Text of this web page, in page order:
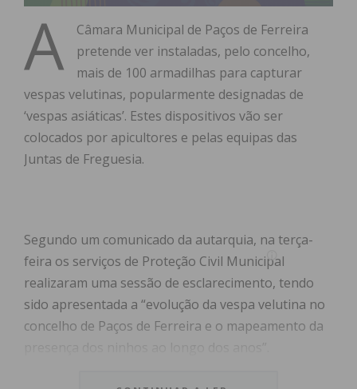
A
Câmara Municipal de Paços de Ferreira
pretende ver instaladas, pelo concelho,
mais de 100 armadilhas para capturar
vespas velutinas, popularmente designadas de
‘vespas asiáticas’. Estes dispositivos vão ser
colocados por apicultores e pelas equipas das
Juntas de Freguesia.
Segundo um comunicado da autarquia, na terça-
feira os serviços de Proteção Civil Municipal
realizaram uma sessão de esclarecimento, tendo
sido apresentada a “evolução da vespa velutina no
concelho de Paços de Ferreira e o mapeamento da